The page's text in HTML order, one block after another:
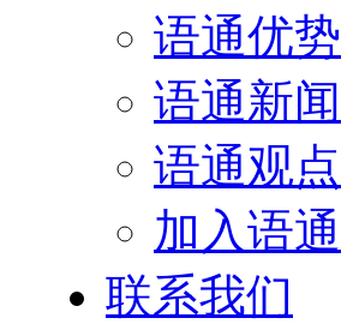
语通优势
语通新闻
语通观点
加入语通
联系我们